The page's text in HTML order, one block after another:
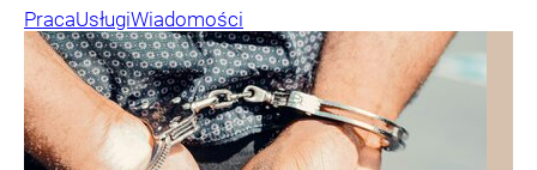
PracaUsługiWiadomości